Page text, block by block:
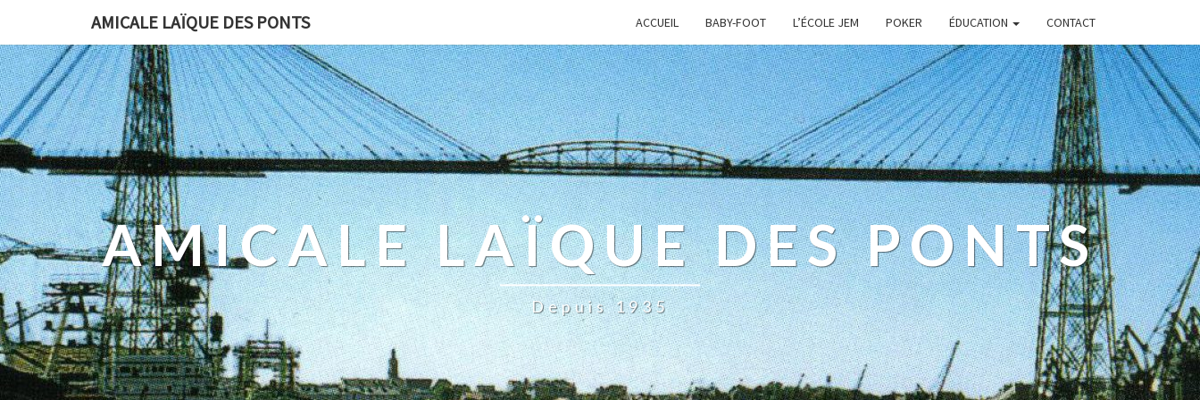
AMICALE LAÏQUE DES PONTS ACCUEIL BABY-FOOT L’ÉCOLE JEM POKER ÉDUCATION CONTACT
AMICALE LAÏQUE DES PONTS
Depuis 1935